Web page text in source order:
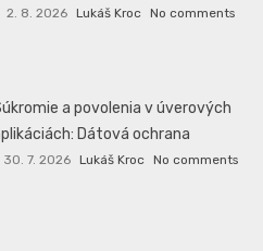
2. 8. 2026 Lukáš Kroc No comments
a povolenia v úverových
Dátová ochrana
30. 7. 2026 Lukáš Kroc No comments